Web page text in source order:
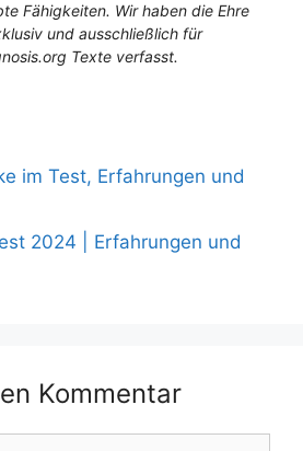
Fähigkeiten. Wir haben die Ehre
und ausschließlich für
Texte verfasst.
im Test, Erfahrungen und
2024 | Erfahrungen und
Kommentar